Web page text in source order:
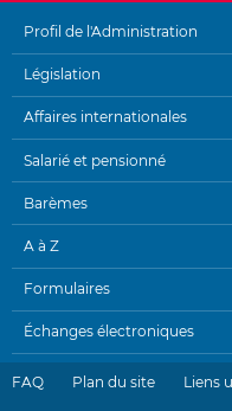
MENU
DE
NAVIGATION
Profil de l'Administration
Législation
Affaires internationales
Salarié et pensionné
Barèmes
A à Z
Formulaires
Échanges électroniques
FAQ Plan du site Liens